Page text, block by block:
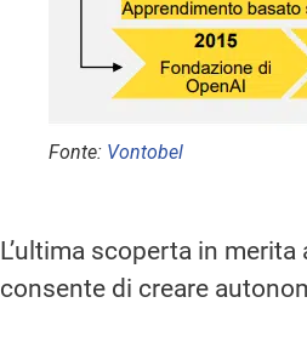
Fonte: Vontobel
L’ultima scoperta in merita
consente di creare